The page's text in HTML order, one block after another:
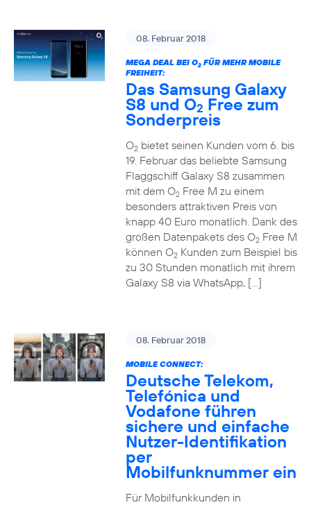
08. Februar 2018
MEGA DEAL BEI O2FÜR MEHR MOBILE
FREIHEIT:
Das Samsung Galaxy
S8 und O2 Free zum
Sonderpreis
O2bietet seinen Kunden vom 6. bis
19. Februar das beliebte Samsung
Flaggschiff Galaxy S8 zusammen
mit dem O2Free M zu einem
besonders attraktiven Preis von
knapp 40 Euro monatlich. Dank des
großen Datenpakets des O2Free M
können O2Kunden zum Beispiel bis
zu 30 Stunden monatlich mit ihrem
Galaxy S8 via WhatsApp, […]
08. Februar 2018
MOBILE CONNECT:
Deutsche Telekom,
Telefónica und
Vodafone führen
sichere und einfache
Nutzer-Identifikation
per
Mobilfunknummer ein
Für Mobilfunkkunden in